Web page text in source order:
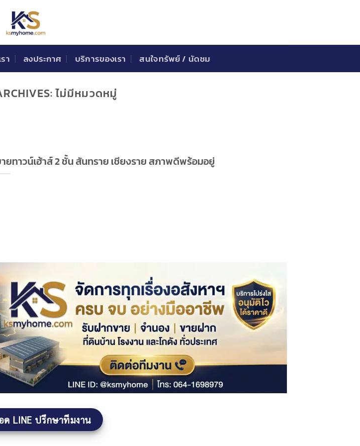
า ลงประกาศ บริการของเรา สนใจทรัพย์ / นัดชม
ไม่มีหมวดหมู่
ยทาวน์เฮ้าส์ 2 ชั้น สันทราย เชียงราย สภาพดีพร้อมอยู่
ด LINE ปรึกษาทีมงาน